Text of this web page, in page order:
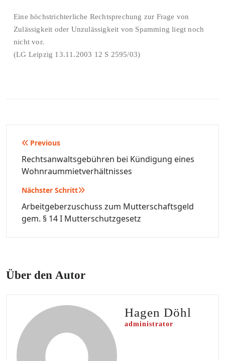
Eine höchstrichterliche Rechtsprechung zur Frage von
Zulässigkeit oder Unzulässigkeit von Spamming liegt noch
nicht vor.
(LG Leipzig 13.11.2003 12 S 2595/03)
Beitragsnavigation
Previous
Rechtsanwaltsgebühren bei Kündigung eines
Wohnraummietverhältnisses
Nächster Schritt
Arbeitgeberzuschuss zum Mutterschaftsgeld
gem. § 14 I Mutterschutzgesetz
Über den Autor
Hagen Döhl
administrator